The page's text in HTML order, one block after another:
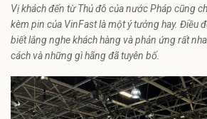
Vị khách đến từ Thủ đô của nước Pháp cũng
kèm pin của VinFast là một ý tưởng hay. Điều
biết lắng nghe khách hàng và phản ứng rất
cách và những gì hãng đã tuyên bố.